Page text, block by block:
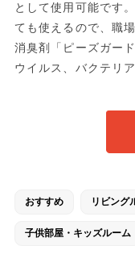
として使用可能です
ても使えるので、職
消臭剤「ピーズガー
ウイルス、バクテリ
おすすめ リビング
子供部屋・キッズルーム